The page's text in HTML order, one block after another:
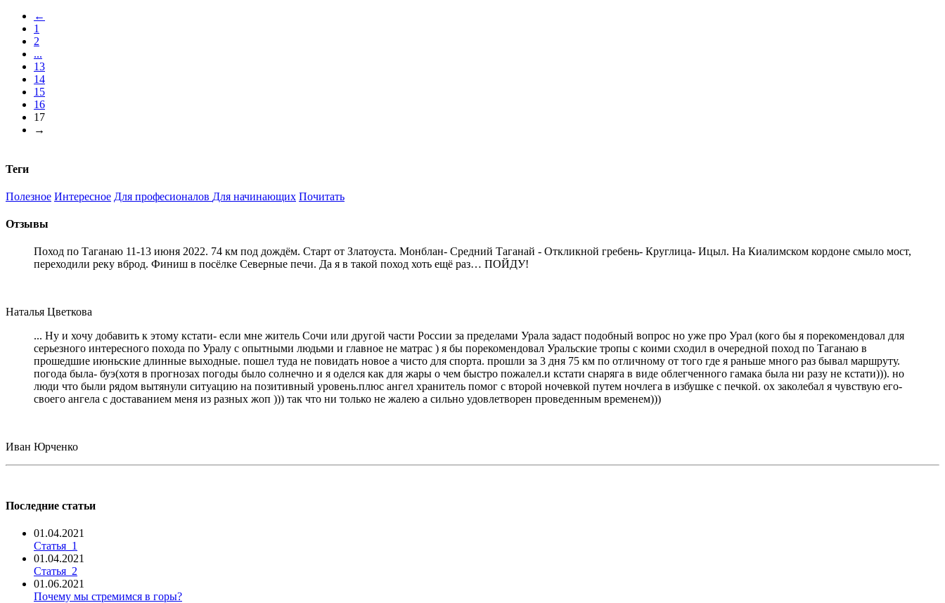
←
1
2
...
13
14
15
16
17
→
Теги
Полезное Интересное Для професионалов Для начинающих Почитать
Отзывы
Поход по Таганаю 11-13 июня 2022. 74 км под дождём. Старт от Златоуста. Монблан- Средний Таганай - Откликной гребень- Круглица- Ицыл. На Киалимском кордоне смыло мост,
переходили реку вброд. Финиш в посёлке Северные печи. Да я в такой поход хоть ещё раз… ПОЙДУ!
Наталья Цветкова
... Ну и хочу добавить к этому кстати- если мне житель Сочи или другой части России за пределами Урала задаст подобный вопрос но уже про Урал (кого бы я порекомендовал для
серьезного интересного похода по Уралу с опытными людьми и главное не матрас ) я бы порекомендовал Уральские тропы с коими сходил в очередной поход по Таганаю в
прошедшие июньские длинные выходные. пошел туда не повидать новое а чисто для спорта. прошли за 3 дня 75 км по отличному от того где я раньше много раз бывал маршруту.
погода была- буэ(хотя в прогнозах погоды было солнечно и я оделся как для жары о чем быстро пожалел.и кстати снаряга в виде облегченного гамака была ни разу не кстати))). но
люди что были рядом вытянули ситуацию на позитивный уровень.плюс ангел хранитель помог с второй ночевкой путем ночлега в избушке с печкой. ох заколебал я чувствую его-
своего ангела с доставанием меня из разных жоп ))) так что ни только не жалею а сильно удовлетворен проведенным временем)))
Иван Юрченко
Последние статьи
01.04.2021
Статья_1
01.04.2021
Статья_2
01.06.2021
Почему мы стремимся в горы?